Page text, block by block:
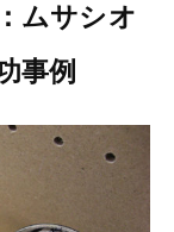
ムサシオ
事例